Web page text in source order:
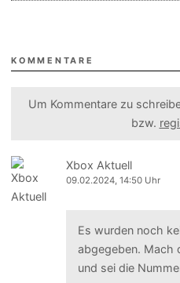
KOMMENTARE
Um Kommentare zu
bzw.
Xbox Aktuell
09.02.2024, 14:50 Uhr
Es wurden noch
abgegeben. Mach
und sei die